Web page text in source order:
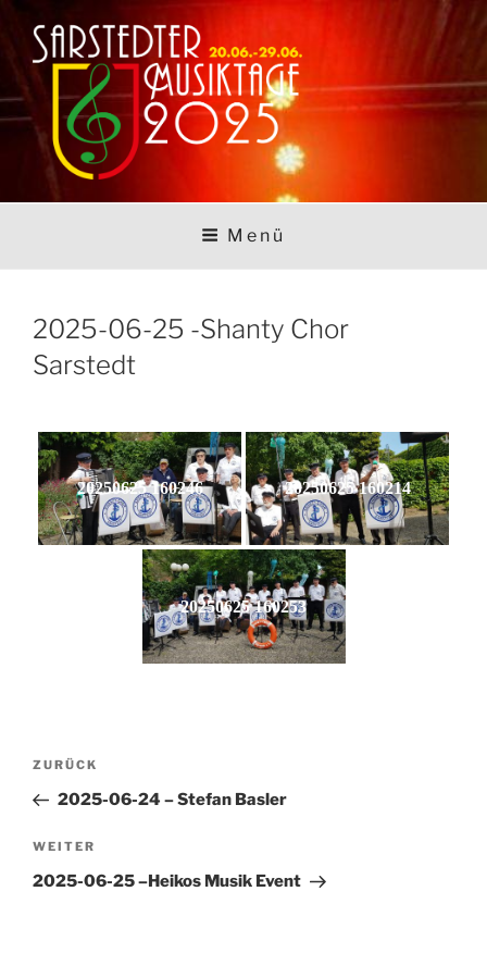
Zum
Inhalt
springen
SARSTEDTER
MUSIKTAGE
Menü
2025-06-25 -Shanty Chor
Sarstedt
20250625 160246 20250625 160214
20250625 160253
Beitragsnavigation
Vorheriger
Beitrag
ZURÜCK
2025-06-24 – Stefan Basler
Nächster
Beitrag
WEITER
2025-06-25 –Heikos Musik Event